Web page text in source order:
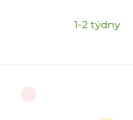
1-2 týdny